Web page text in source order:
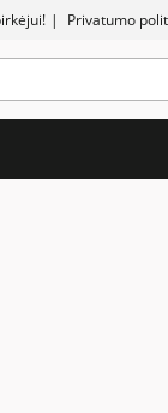
| Privatumo